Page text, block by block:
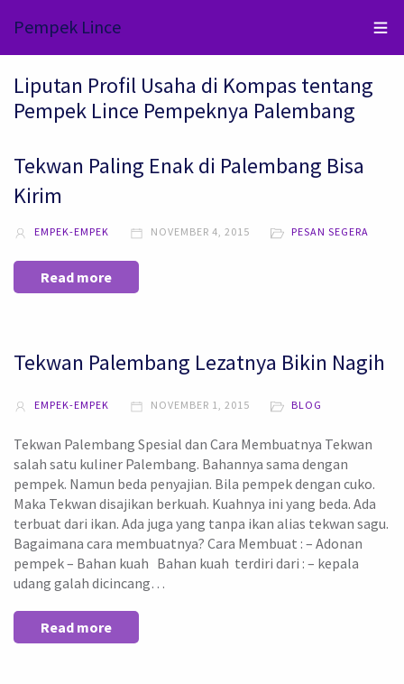
Pempek Lince
Liputan Profil Usaha di Kompas tentang
Pempek Lince Pempeknya Palembang
Tekwan Paling Enak di Palembang Bisa
Kirim
EMPEK-EMPEK NOVEMBER 4, 2015 PESAN SEGERA
Read more
Tekwan Palembang Lezatnya Bikin Nagih
EMPEK-EMPEK NOVEMBER 1, 2015 BLOG
Tekwan Palembang Spesial dan Cara Membuatnya Tekwan
salah satu kuliner Palembang. Bahannya sama dengan
pempek. Namun beda penyajian. Bila pempek dengan cuko.
Maka Tekwan disajikan berkuah. Kuahnya ini yang beda. Ada
terbuat dari ikan. Ada juga yang tanpa ikan alias tekwan sagu.
Bagaimana cara membuatnya? Cara Membuat : – Adonan
pempek – Bahan kuah Bahan kuah terdiri dari : – kepala
udang galah dicincang…
Read more